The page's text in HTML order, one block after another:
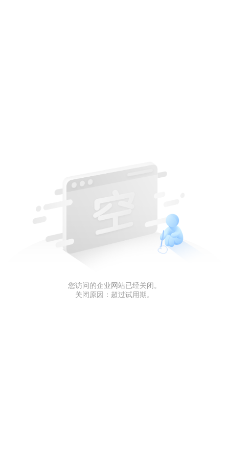
您访问的企业网站已经关闭。
关闭原因：超过试用期。